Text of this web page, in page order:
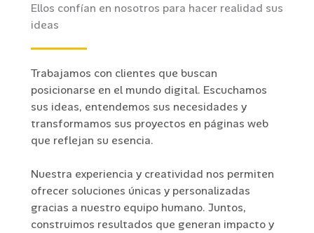
Ellos confían en nosotros para hacer realidad sus
ideas
Trabajamos con clientes que buscan
posicionarse en el mundo digital. Escuchamos
sus ideas, entendemos sus necesidades y
transformamos sus proyectos en páginas web
que reflejan su esencia.
Nuestra experiencia y creatividad nos permiten
ofrecer soluciones únicas y personalizadas
gracias a nuestro equipo humano. Juntos,
construimos resultados que generan impacto y